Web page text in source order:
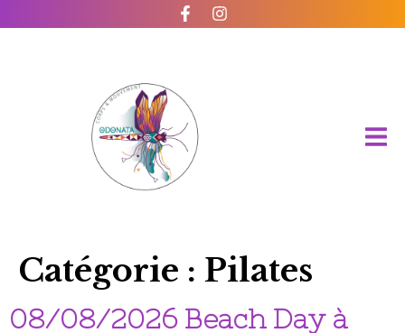
Catégorie : Pilates
08/08/2026 Beach Day à